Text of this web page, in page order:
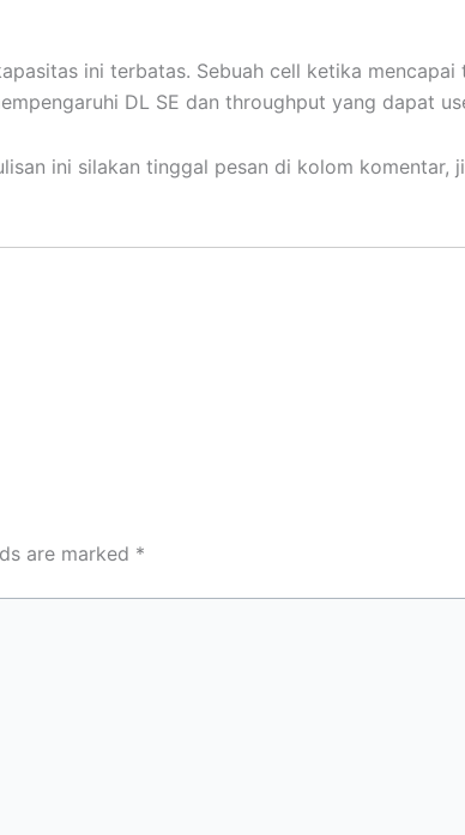
ini terbatas. Sebuah cell ketika
DL SE dan throughput yang dapat
ini silakan tinggal pesan di kolom komentar,
are marked *